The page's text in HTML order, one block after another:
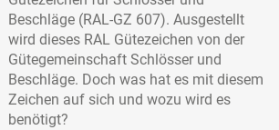
Beschläge (RAL-GZ 607). Ausgestellt
wird dieses RAL Gütezeichen von der
Gütegemeinschaft Schlösser und
Beschläge. Doch was hat es mit diesem
Zeichen auf sich und wozu wird es
benötigt?